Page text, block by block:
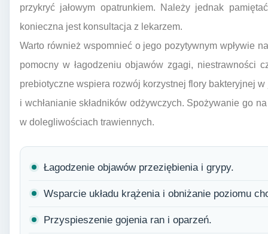
przykryć jałowym opatrunkiem. Należy jednak
konieczna jest konsultacja z lekarzem.
Warto również wspomnieć o jego pozytywnym wpływie
pomocny w łagodzeniu objawów zgagi, niestrawności
prebiotyczne wspiera rozwój korzystnej flory bakteryjnej
i wchłanianie składników odżywczych. Spożywanie go
w dolegliwościach trawiennych.
Łagodzenie objawów przeziębienia i grypy.
Wsparcie układu krążenia i obniżanie poziomu
Przyspieszenie gojenia ran i oparzeń.